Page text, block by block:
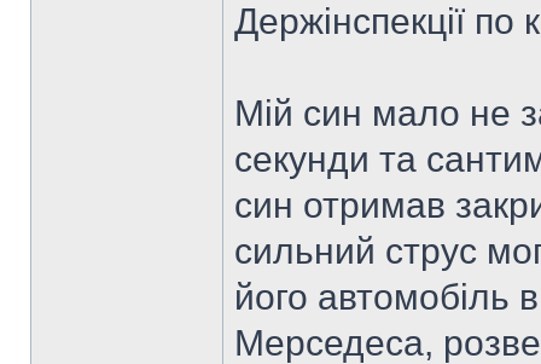
Держінспекції
Мій син мало не
секунди та
син отримав
сильний струс
його автомобіль
Мерседеса,